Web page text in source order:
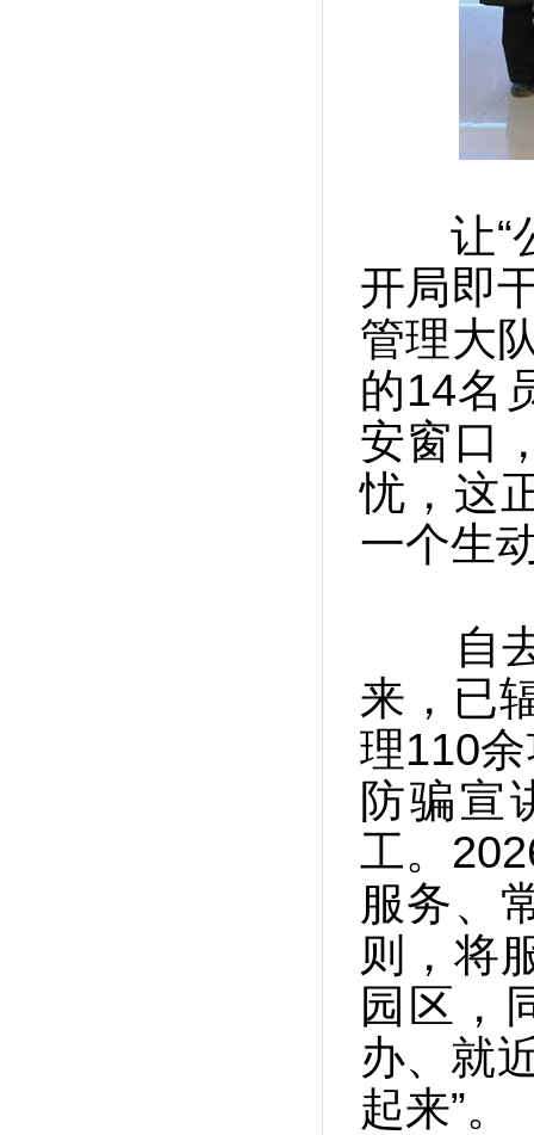
让“公
开局即
管理大
的14名
安窗口
忧，这
一个生
自去
来，已
理110
防骗宣
工。
服务、
则，将
园区，
办、就
起来”。